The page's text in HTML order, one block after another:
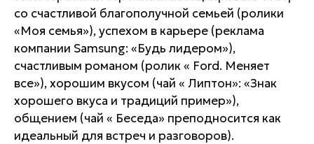
со счастливой благополучной семьей (ролики
«Моя семья»), успехом в карьере (реклама
компании Samsung: «Будь лидером»),
счастливым романом (ролик « Ford. Меняет
все»), хорошим вкусом (чай « Липтон»: «Знак
хорошего вкуса и традиций пример»),
общением (чай « Беседа» преподносится как
идеальный для встреч и разговоров).